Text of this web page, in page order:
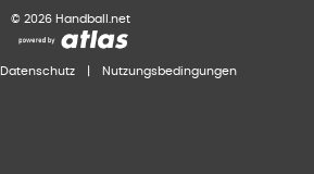
© 2026 Handball.net
Datenschutz Nutzungsbedingungen